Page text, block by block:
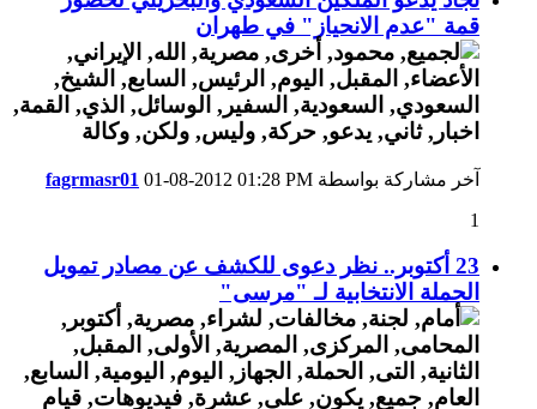
قمة "عدم الانحياز" في طهران
آخر مشاركة بواسطة fagrmasr01 01-08-2012 01:28 PM
1
23 أكتوبر.. نظر دعوى للكشف عن مصادر تمويل
الحملة الانتخابية لـ "مرسى"